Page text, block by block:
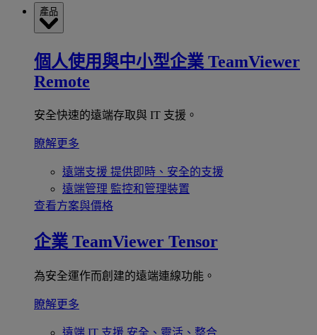
產品
個人使用與中小型企業 TeamViewer
Remote
安全快速的遠端存取與 IT 支援。
瞭解更多
遠端支援 提供即時、安全的支援
遠端管理 監控和管理裝置
查看方案與價格
企業 TeamViewer Tensor
為安全運作而創建的遠端連線功能。
瞭解更多
遠端 IT 支援 安全、靈活、整合